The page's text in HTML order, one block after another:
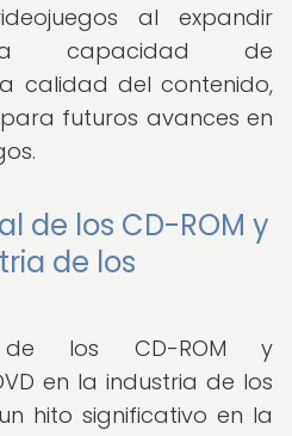
al expandir
la capacidad de
calidad del contenido,
futuros avances en
de los CD-ROM y
de los
de los CD-ROM y
en la industria de los
hito significativo en la